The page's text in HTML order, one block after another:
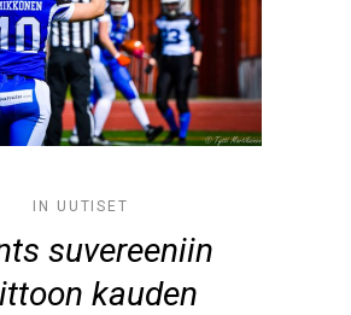
IN UUTISET
suvereeniin
kauden